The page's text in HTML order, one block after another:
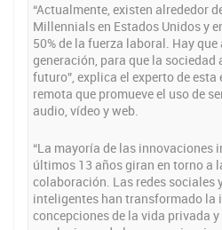
“Actualmente, existen alrededor
Millennials en Estados Unidos y
50% de la fuerza laboral. Hay
generación, para que la sociedad
futuro”, explica el experto de
remota que promueve el uso de
audio, vídeo y web.
“La mayoría de las innovaciones
últimos 13 años giran en torno a
colaboración. Las redes sociales
inteligentes han transformado la
concepciones de la vida privada